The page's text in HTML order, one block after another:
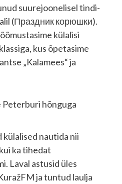
suurejoonelisel tindi-
(Праздник корюшки).
külalisi
kus õpetasime
„Kalamees“ ja
Peterburi hõnguga
külalised nautida nii
ka tihedat
Laval astusid üles
ja tuntud laulja